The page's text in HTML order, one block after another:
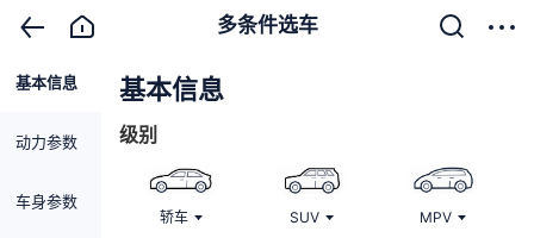
多条件选车
基本信息
动力参数
车身参数
基本信息
级别
轿车 SUV MPV